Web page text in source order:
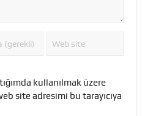
kullanılmak üzere
site adresimi bu tarayıcıya